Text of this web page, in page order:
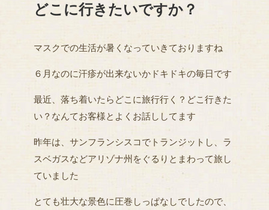
どこに行きたいですか？
マスクでの生活が暑くなっていきておりますね
６月なのに汗疹が出来ないかドキドキの毎日です
最近、落ち着いたらどこに旅行行く？どこ行きた
い？なんてお客様とよくお話ししてます
昨年は、サンフランシスコでトランジットし、ラ
スベガスなどアリゾナ州をぐるりとまわって旅し
ていました
とても壮大な景色に圧巻しっぱなしでしたので、